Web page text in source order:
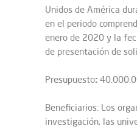
Unidos de América
en el periodo
enero de 2020 y la
de presentación de
Presupuesto:
Beneficiarios: Los
investigación, las